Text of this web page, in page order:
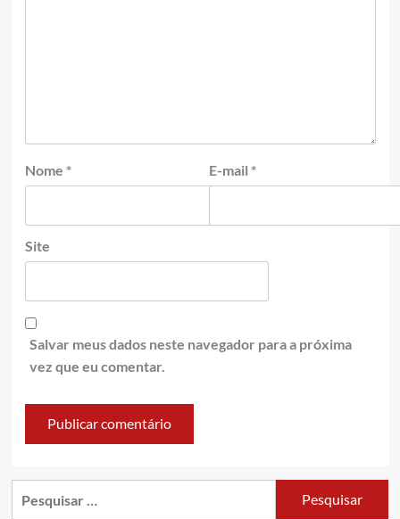
Nome * E-mail *
Site
Salvar meus dados neste navegador para a próxima
vez que eu comentar.